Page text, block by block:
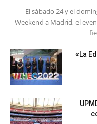
El sábado 24 y el
Weekend a Madrid, el
«La